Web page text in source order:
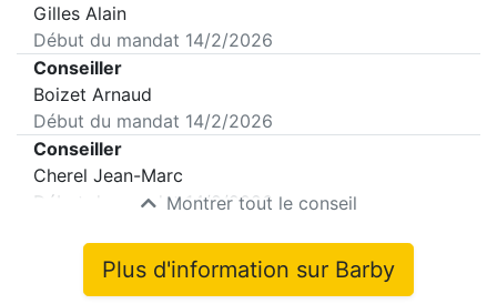
Gilles Alain
Début du mandat 14/2/2026
Conseiller
Boizet Arnaud
Début du mandat 14/2/2026
Conseiller
Cherel Jean-Marc
Début du mandat14/2/2026
Montrer tout le conseil
Plus d'information sur Barby